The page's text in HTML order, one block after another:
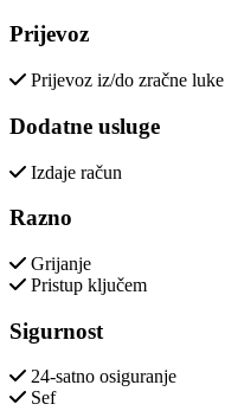
Prijevoz
Prijevoz iz/do zračne luke
Dodatne usluge
Izdaje račun
Razno
Grijanje
Pristup ključem
Sigurnost
24-satno osiguranje
Sef